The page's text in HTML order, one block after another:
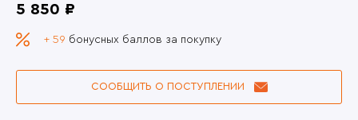
5 850 ₽
+ 59 бонусных баллов за покупку
СООБЩИТЬ О ПОСТУПЛЕНИИ